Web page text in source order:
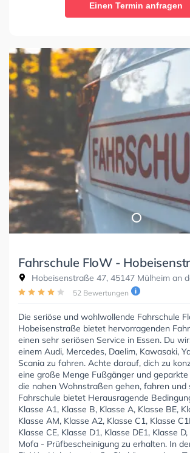
Einen Termin anfragen
Fahrschule FloW -
Hobeisenstraße 47, 45147 Mülheim an
52 Bewertungen
Die seriöse und wohlwollende Fahrschule
Hobeisenstraße bietet hervorragenden
einen sehr seriösen Service in Essen. Du
einem Audi, Mercedes, Daelim, Kawasaki,
Scania zu fahren. Achte darauf, dich zu
eine große Menge Fußgänger und
die nahen Wohnstraßen gehen, fahren und
Fahrschule bietet Herausragende
Klasse A1, Klasse B, Klasse A, Klasse BE,
Klasse AM, Klasse A2, Klasse C1, Klasse
Klasse CE, Klasse D1, Klasse DE1, Klasse
Mofa - Prüfbescheinigung zu erhalten. In